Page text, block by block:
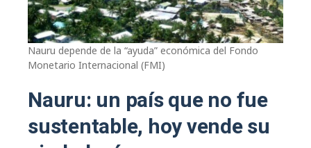
Nauru depende de la “ayuda” económica del Fondo
Monetario Internacional (FMI)
Nauru: un país que no fue
sustentable, hoy vende su